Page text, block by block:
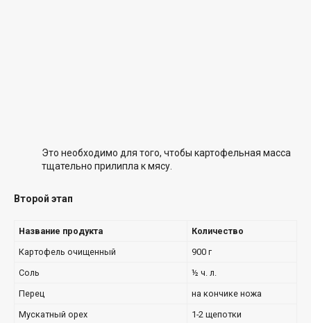
Это необходимо для того, чтобы картофельная масса
тщательно прилипла к мясу.
Второй этап
Название продукта
Количество
Картофель очищенный
900 г
Соль
½ ч. л.
Перец
на кончике ножа
Мускатный орех
1-2 щепотки